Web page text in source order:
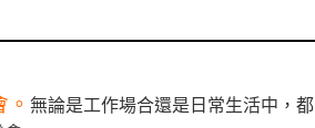
無論是工作場合還是日常生活中，都